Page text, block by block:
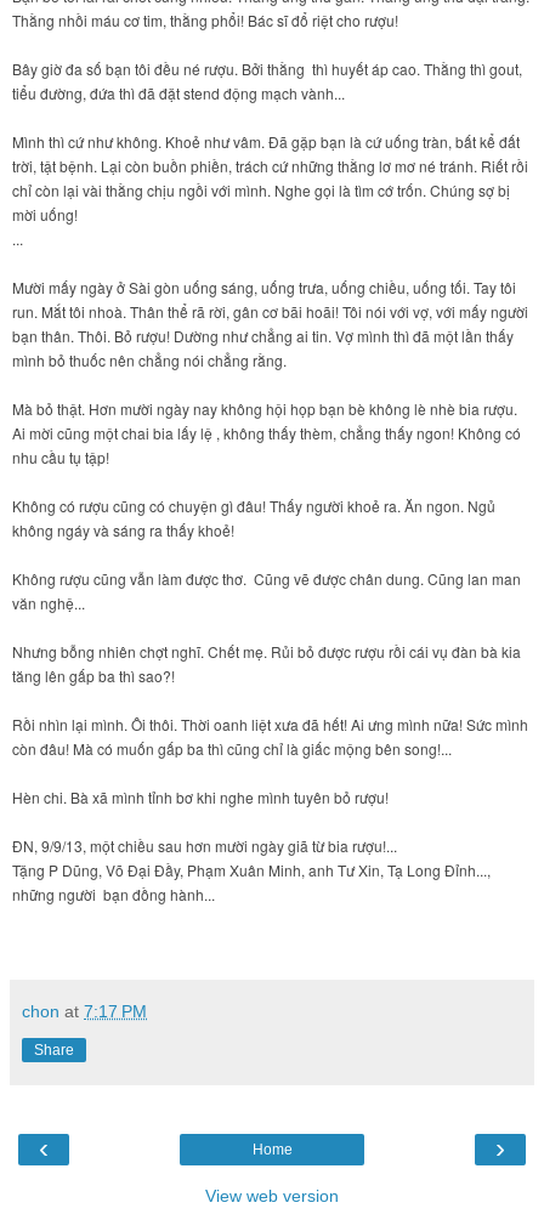
Thằng nhồi máu cơ tim, thằng phổi! Bác sĩ đổ riệt cho rượu!
Bây giờ đa số bạn tôi đều né rượu. Bởi thằng thì huyết áp cao. Thằng thì gout,
tiểu đường, đứa thì đã đặt stend động mạch vành...
Mình thì cứ như không. Khoẻ như vâm. Đã gặp bạn là cứ uống tràn, bất kể đất
trời, tật bệnh. Lại còn buồn phiền, trách cứ những thằng lơ mơ né tránh. Riết rồi
chỉ còn lại vài thằng chịu ngồi với mình. Nghe gọi là tìm cớ trốn. Chúng sợ bị
mời uống!
...
Mười mấy ngày ở Sài gòn uống sáng, uống trưa, uống chiều, uống tối. Tay tôi
run. Mắt tôi nhoà. Thân thể rã rời, gân cơ bãi hoãi! Tôi nói với vợ, với mấy người
bạn thân. Thôi. Bỏ rượu! Dường như chẳng ai tin. Vợ mình thì đã một lần thấy
mình bỏ thuốc nên chẳng nói chẳng rằng.
Mà bỏ thật. Hơn mười ngày nay không hội họp bạn bè không lè nhè bia rượu.
Ai mời cũng một chai bia lấy lệ , không thấy thèm, chẳng thấy ngon! Không có
nhu cầu tụ tập!
Không có rượu cũng có chuyện gì đâu! Thấy người khoẻ ra. Ăn ngon. Ngủ
không ngáy và sáng ra thấy khoẻ!
Không rượu cũng vẫn làm được thơ. Cũng vẽ được chân dung. Cũng lan man
văn nghệ...
Nhưng bỗng nhiên chợt nghĩ. Chết mẹ. Rủi bỏ được rượu rồi cái vụ đàn bà kia
tăng lên gấp ba thì sao?!
Rồi nhìn lại mình. Ôi thôi. Thời oanh liệt xưa đã hết! Ai ưng mình nữa! Sức mình
còn đâu! Mà có muốn gấp ba thì cũng chỉ là giấc mộng bên song!...
Hèn chi. Bà xã mình tỉnh bơ khi nghe mình tuyên bỏ rượu!
ĐN, 9/9/13, một chiều sau hơn mười ngày giã từ bia rượu!...
Tặng P Dũng, Võ Đại Đầy, Phạm Xuân Minh, anh Tư Xin, Tạ Long Đỉnh...,
những người bạn đồng hành...
chon at 7:17 PM
Share
‹ ›
Home
View web version